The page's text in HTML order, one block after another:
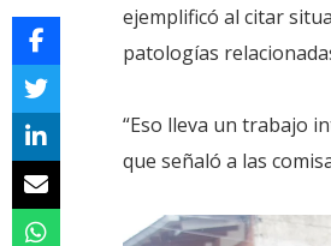
ejemplificó al citar
patologías
“Eso lleva un trabajo
que señaló a las